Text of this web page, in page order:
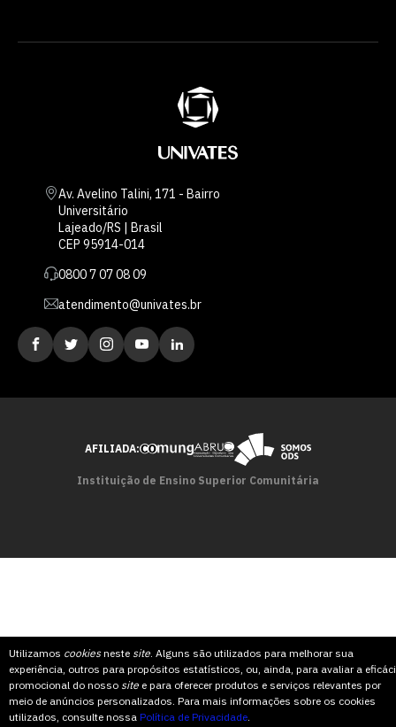
Utilizamos cookiesneste site. Alguns são utilizados para melhorar sua
experiência, outros para propósitos estatísticos, ou, ainda, para avaliar a
promocional do nosso site e para oferecer produtos e serviços relevantes por
meio de anúncios personalizados. Para mais informações sobre os cookies
utilizados, consulte nossa Política de Privacidade.
Av. Avelino Talini, 171 - Bairro
Universitário
Lajeado/RS | Brasil
CEP 95914-014
0800 7 07 08 09
atendimento@univates.br
AFILIADA:
Instituição de Ensino Superior Comunitária